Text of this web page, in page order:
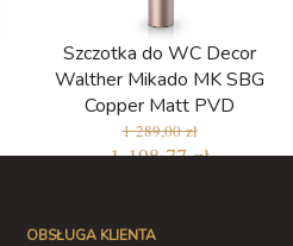
Szczotka do WC Decor
Walther Mikado MK SBG
Copper Matt PVD
1 289,00 zł
1 198,77 zł
OBSŁUGA KLIENTA